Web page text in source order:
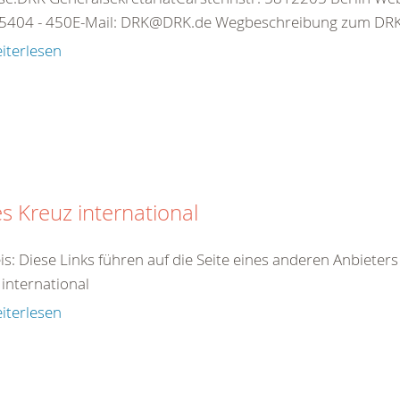
- 450E-Mail: DRK@DRK.de Wegbeschreibung zum
Kreuz international
Diese Links führen auf die Seite eines anderen